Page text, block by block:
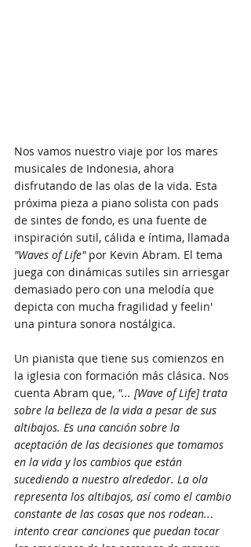
Nos vamos nuestro viaje por los mares
musicales de Indonesia, ahora
disfrutando de las olas de la vida. Esta
próxima pieza a piano solista con pads
de sintes de fondo, es una fuente de
inspiración sutil, cálida e íntima, llamada
"Waves of Life" por Kevin Abram. El tema
juega con dinámicas sutiles sin arriesgar
demasiado pero con una melodía que
depicta con mucha fragilidad y feelin'
una pintura sonora nostálgica.
Un pianista que tiene sus comienzos en
la iglesia con formación más clásica. Nos
cuenta Abram que, "... [Wave of Life] trata
sobre la belleza de la vida a pesar de sus
altibajos. Es una canción sobre la
aceptación de las decisiones que tomamos
en la vida y los cambios que están
sucediendo a nuestro alrededor. La ola
representa los altibajos, así como el cambio
constante de las cosas que nos rodean...
intento crear canciones que puedan tocar